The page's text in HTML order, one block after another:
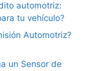
automotriz:
tu vehículo?
Automotriz?
un Sensor de